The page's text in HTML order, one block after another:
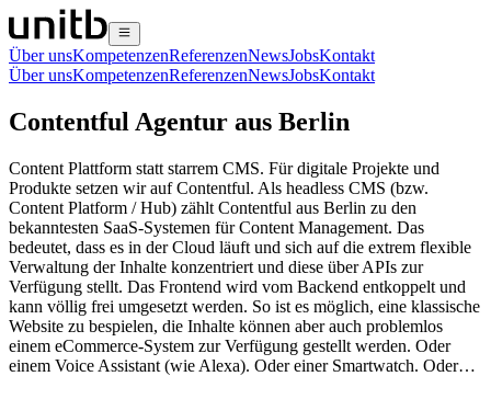
Über unsKompetenzenReferenzenNewsJobsKontakt
Über unsKompetenzenReferenzenNewsJobsKontakt
Contentful Agentur aus Berlin
Content Plattform statt starrem CMS. Für digitale Projekte und
Produkte setzen wir auf Contentful. Als headless CMS (bzw.
Content Platform / Hub) zählt Contentful aus Berlin zu den
bekanntesten SaaS-Systemen für Content Management. Das
bedeutet, dass es in der Cloud läuft und sich auf die extrem flexible
Verwaltung der Inhalte konzentriert und diese über APIs zur
Verfügung stellt. Das Frontend wird vom Backend entkoppelt und
kann völlig frei umgesetzt werden. So ist es möglich, eine klassische
Website zu bespielen, die Inhalte können aber auch problemlos
einem eCommerce-System zur Verfügung gestellt werden. Oder
einem Voice Assistant (wie Alexa). Oder einer Smartwatch. Oder…